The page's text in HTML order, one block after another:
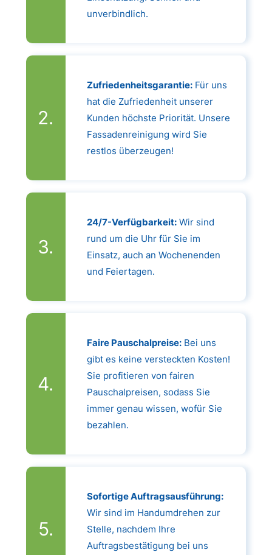
unverbindlich.
Zufriedenheitsgarantie:Für uns
hat die Zufriedenheit unserer
Kunden höchste Priorität. Unsere
Fassadenreinigung wird Sie
restlos überzeugen!
24/7-Verfügbarkeit:Wir sind
rund um die Uhr für Sie im
Einsatz, auch an Wochenenden
und Feiertagen.
Faire Pauschalpreise:Bei uns
gibt es keine versteckten Kosten!
Sie profitieren von fairen
Pauschalpreisen, sodass Sie
immer genau wissen, wofür Sie
bezahlen.
Sofortige Auftragsausführung:
Wir sind im Handumdrehen zur
Stelle, nachdem Ihre
Auftragsbestätigung bei uns